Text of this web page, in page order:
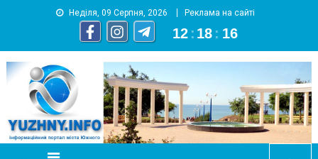
Неділя, 09 Серпня, 2026 Реклама на сайті
12 : 18 : 17
YUZHNY.INFO
информационный портал города Южный